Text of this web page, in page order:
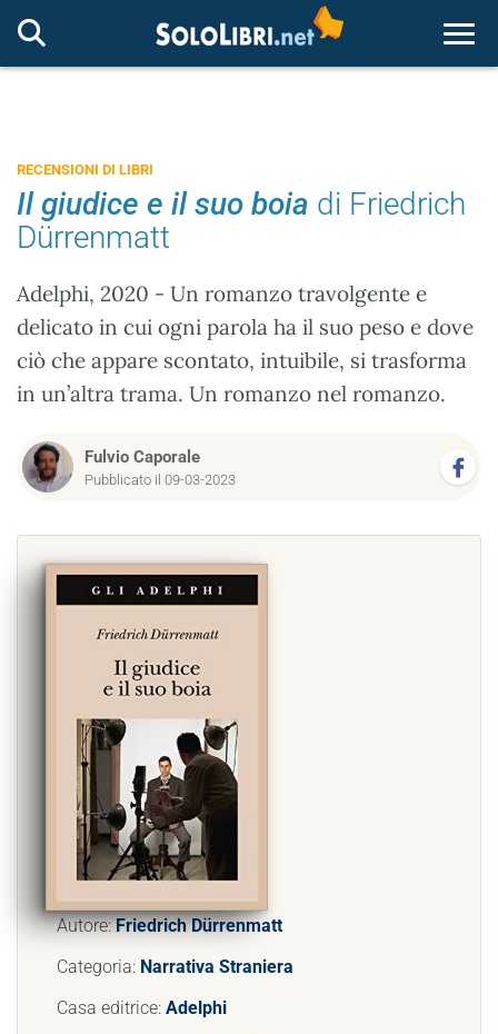
RECENSIONI DI LIBRI
Il giudice e il suo boia di Friedrich
Dürrenmatt
Adelphi, 2020 - Un romanzo travolgente e
delicato in cui ogni parola ha il suo peso e dove
ciò che appare scontato, intuibile, si trasforma
in un’altra trama. Un romanzo nel romanzo.
Fulvio Caporale
Pubblicato il 09-03-2023
Autore:Friedrich Dürrenmatt
Categoria: Narrativa Straniera
Casa editrice: Adelphi